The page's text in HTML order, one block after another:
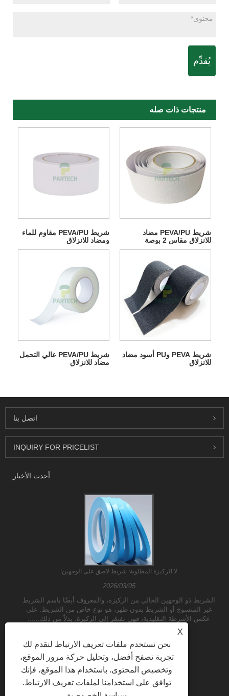
يُقدِّم
منتجات ذات صله
شريط PEVA/PU مقاوم للماء
ومضاد للانزلاق
شريط PEVA/PU مضاد
للانزلاق مقاس 2 بوصة
شريط PEVA/PU عالي التحمل
مضاد للانزلاق
شريط PEVA وPU أسود مضاد
للانزلاق
اتصل بنا
INQUIRY FOR PRICELIST
أحدث الأخبار
لا الركيزة المطلوبة! شريط لاصق على الوجهين!
2026/03/05
الشريط ذو الوجهين الخالي من الركيزة، والمعروف أيضًا باسم الشريط
غير المنسوج أو الشريط بدون ظهر، هو نوع خاص من الشريط. على
عكس الأشرطة التقليدية، فهي تفتقر إلى الركيزة. بدلاً من ذلك......
X
نحن نستخدم ملفات تعريف الارتباط لنقدم لك
تجربة تصفح أفضل، وتحليل حركة مرور الموقع،
وتخصيص المحتوى. باستخدام هذا الموقع، فإنك
توافق على استخدامنا لملفات تعريف الارتباط.